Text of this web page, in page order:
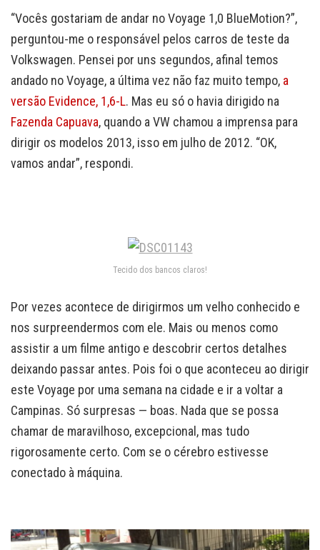
“Vocês gostariam de andar no Voyage 1,0 BlueMotion?”,
perguntou-me o responsável pelos carros de teste da
Volkswagen. Pensei por uns segundos, afinal temos
andado no Voyage, a última vez não faz muito tempo, a
versão Evidence, 1,6-L. Mas eu só o havia dirigido na
Fazenda Capuava, quando a VW chamou a imprensa para
dirigir os modelos 2013, isso em julho de 2012. “OK,
vamos andar”, respondi.
Tecido dos bancos claros!
Por vezes acontece de dirigirmos um velho conhecido e
nos surpreendermos com ele. Mais ou menos como
assistir a um filme antigo e descobrir certos detalhes
deixando passar antes. Pois foi o que aconteceu ao dirigir
este Voyage por uma semana na cidade e ir a voltar a
Campinas. Só surpresas — boas. Nada que se possa
chamar de maravilhoso, excepcional, mas tudo
rigorosamente certo. Com se o cérebro estivesse
conectado à máquina.